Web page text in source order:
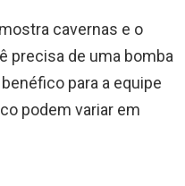
cavernas e o
precisa de uma bomba
para a equipe
podem variar em